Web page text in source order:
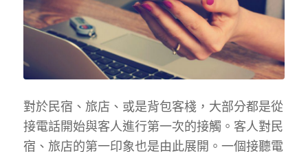
對於民宿、旅店、或是背包客棧，大部分都是從
接電話開始與客人進行第一次的接觸。客人對民
宿、旅店的第一印象也是由此展開。一個接聽電